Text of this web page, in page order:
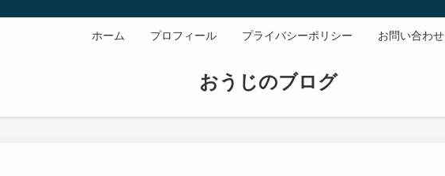
おうじのブログ
ホーム プロフィール プライバシーポリシー お問い合わせ